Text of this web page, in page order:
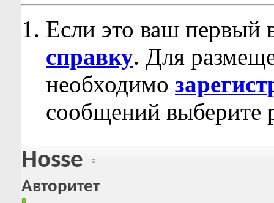
Если это ваш первый
справку. Для
необходимо
сообщений выберите
Hosse
Авторитет